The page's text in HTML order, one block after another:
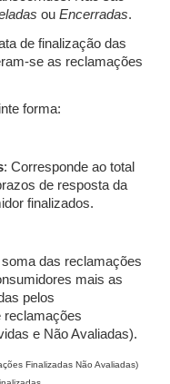
ou Encerradas.
de finalização das
se as reclamações
forma:
: Corresponde ao total
de resposta da
finalizados.
das reclamações
mais as
pelos
reclamações
e Não Avaliadas).
Finalizadas Não Avaliadas)